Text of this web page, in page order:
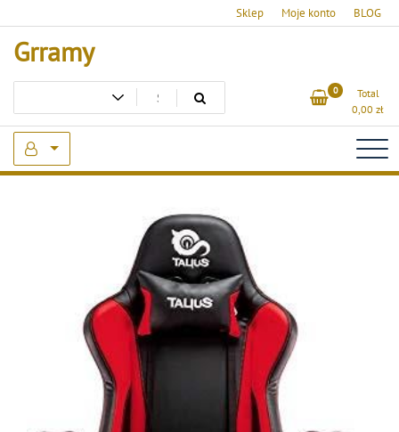
to
content
Sklep Moje konto BLOG
Grramy
0
Total
0,00 zł